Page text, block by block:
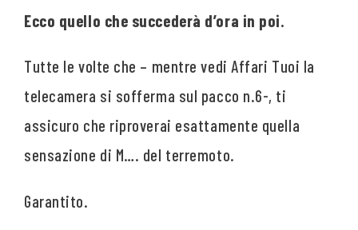
Ecco quello che succederà d’ora in poi.
Tutte le volte che – mentre vedi Affari Tuoi la
telecamera si sofferma sul pacco n.6-, ti
assicuro che riproverai esattamente quella
sensazione di M…. del terremoto.
Garantito.